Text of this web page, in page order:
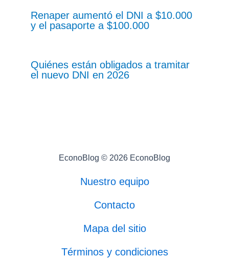
Renaper aumentó el DNI a $10.000
y el pasaporte a $100.000
Quiénes están obligados a tramitar
el nuevo DNI en 2026
EconoBlog © 2026 EconoBlog
Nuestro equipo
Contacto
Mapa del sitio
Términos y condiciones